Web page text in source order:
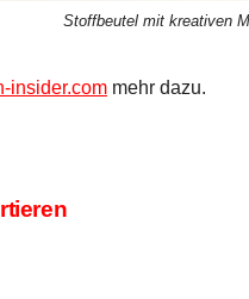
Stoffbeutel mit kreativen
insider.com mehr dazu.